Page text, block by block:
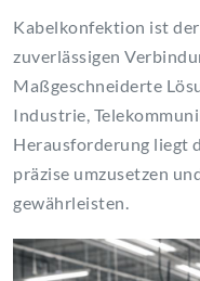
Kabelkonfektion ist
zuverlässigen
Maßgeschneiderte
Industrie,
Herausforderung liegt
präzise umzusetzen
gewährleisten.